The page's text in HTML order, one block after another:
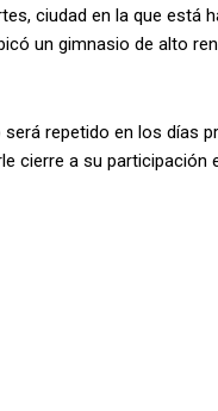
ciudad en la que está
un gimnasio de alto
repetido en los días
cierre a su participación